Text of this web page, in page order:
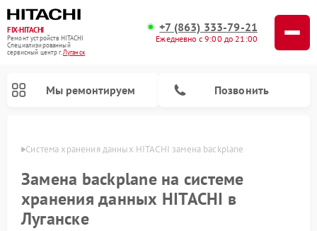
FIX-HITACHI
Ремонт устройств HITACHI
Специализированный
cервисный центр г.Луганск
+7 (863) 333-79-21
Ежедневно с 9:00 до 21:00
Мы ремонтируем Позвонить
Система хранения данных HITACHI замена backplane
Замена backplane на системе
хранения данных HITACHI в
Луганске